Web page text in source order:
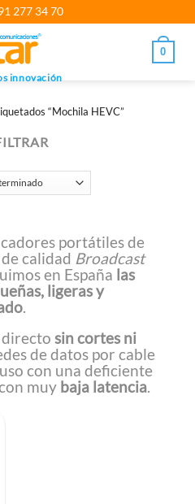
277 34 70
innovación
0
“Mochila HEVC”
portátiles de
de calidad Broadcast
en España las
ligeras y
.
directosin cortes ni
de datos por cable
con una deficiente
muy baja latencia.